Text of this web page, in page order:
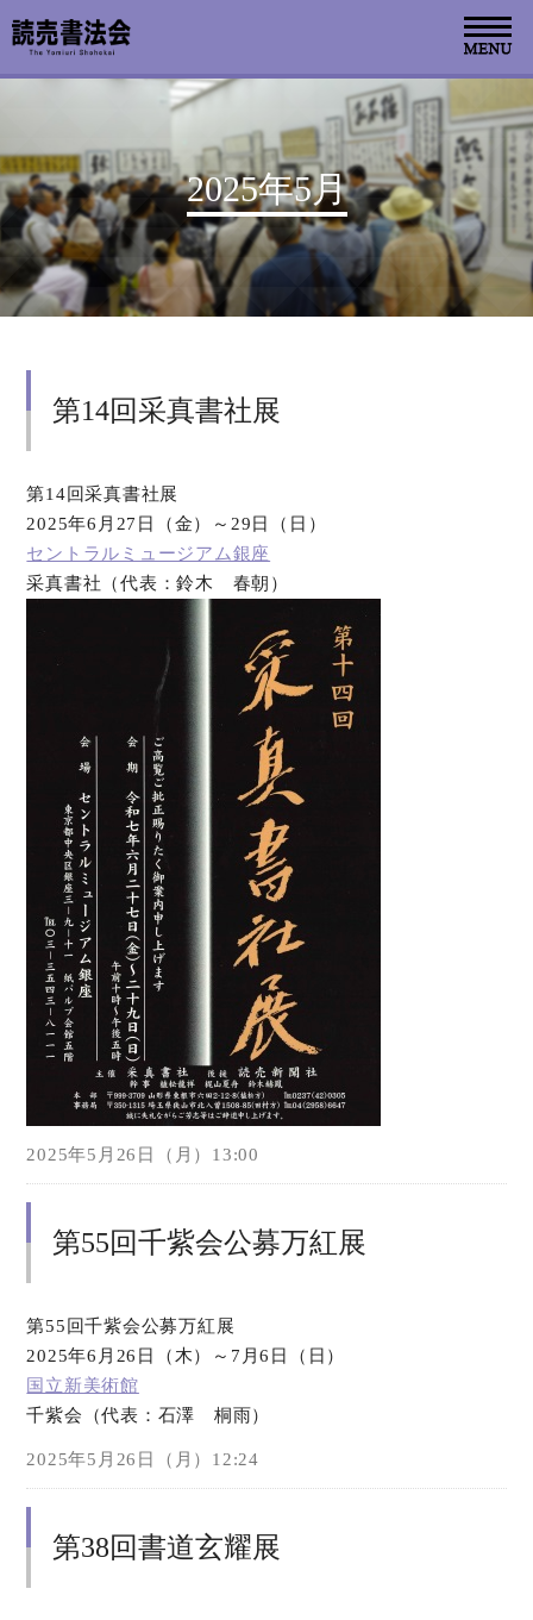
2025年5月
第14回采真書社展
第14回采真書社展
2025年6月27日（金）～29日（日）
セントラルミュージアム銀座
采真書社（代表：鈴木 春朝）
2025年5月26日（月）13:00
第55回千紫会公募万紅展
第55回千紫会公募万紅展
2025年6月26日（木）～7月6日（日）
国立新美術館
千紫会（代表：石澤 桐雨）
2025年5月26日（月）12:24
第38回書道玄耀展
お知らせ
読売書法会について
読売書法展
関連書道展
デジタルアーカイブ
オンラインショップ
お問い合わせ